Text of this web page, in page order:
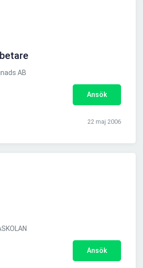
AB
Ansök
22 maj 2006
Ansök